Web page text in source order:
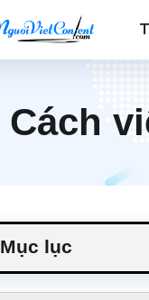
Cách
Mục lục